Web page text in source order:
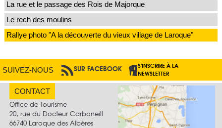
La rue et le passage des Rois de Majorque
Le rech des moulins
Rallye photo "A la découverte du vieux village de Laroque"
SUIVEZ-NOUS SUR FACEBOOK
PAR RSS
S'INSCRIRE À LA
NEWSLETTER
CONTACT
Office de Tourisme
20, rue du Docteur Carboneill
66740 Laroque des Albères